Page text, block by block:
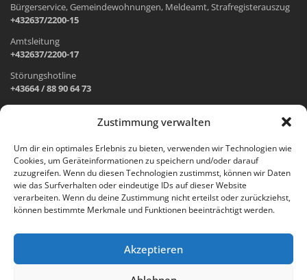
Zustimmung verwalten
Um dir ein optimales Erlebnis zu bieten, verwenden wir Technologien wie
Cookies, um Geräteinformationen zu speichern und/oder darauf
zuzugreifen. Wenn du diesen Technologien zustimmst, können wir Daten
wie das Surfverhalten oder eindeutige IDs auf dieser Website
verarbeiten. Wenn du deine Zustimmung nicht erteilst oder zurückziehst,
können bestimmte Merkmale und Funktionen beeinträchtigt werden.
Akzeptieren
Bürgerservice, Gemeindewohnungen, Meldeamt, Strafregisterauszug
+432637/2200-15
Amtsleitung
+432637/2200-17
Störungshotline
+43664 / 88 90 64 73
Wr. Neustädter Straße 1
2733 Grünbach am Schneeberg
Öffnungszeiten Gemeindeamt:
Montag: 8.00 – 12.00 Uhr und 14.00 – 18.00 Uhr
Freitag: 8.00 – 12.00 Uhr
Email: